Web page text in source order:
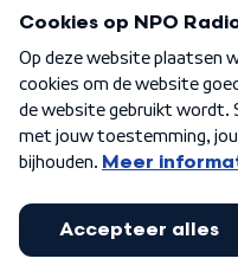
Algemene voorwaarden